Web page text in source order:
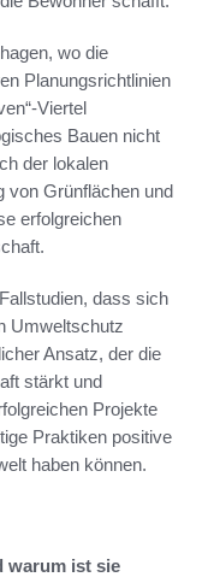
wo die
Planungsrichtlinien
Viertel
Bauen nicht
der lokalen
von Grünflächen und
erfolgreichen
dass sich
Umweltschutz
Ansatz, der die
stärkt und
Projekte
Praktiken positive
haben können.
warum ist sie